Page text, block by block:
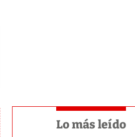
Lo más leído